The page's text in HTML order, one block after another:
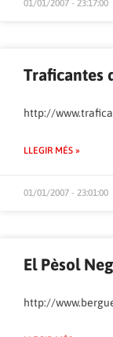
01/01/2007 - 23:17:00
Traficantes
http://
LLEGIR MÉS »
01/01/2007 - 23:01:00
El Pèsol
http://